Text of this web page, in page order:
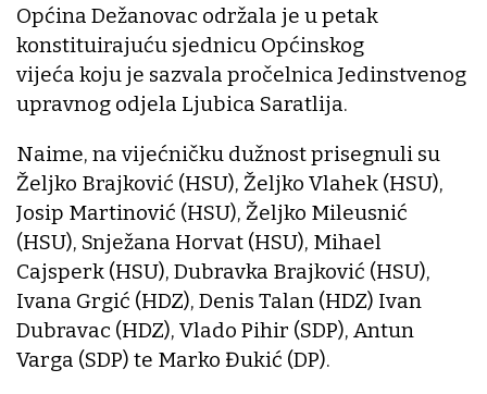
Općina Dežanovac održala je u petak
konstituirajuću sjednicu Općinskog
vijeća koju je sazvala pročelnica Jedinstvenog
upravnog odjela Ljubica Saratlija.
Naime, na vijećničku dužnost prisegnuli su
Željko Brajković (HSU), Željko Vlahek (HSU),
Josip Martinović (HSU), Željko Mileusnić
(HSU), Snježana Horvat (HSU), Mihael
Cajsperk (HSU), Dubravka Brajković (HSU),
Ivana Grgić (HDZ), Denis Talan (HDZ) Ivan
Dubravac (HDZ), Vlado Pihir (SDP), Antun
Varga (SDP) te Marko Đukić (DP).